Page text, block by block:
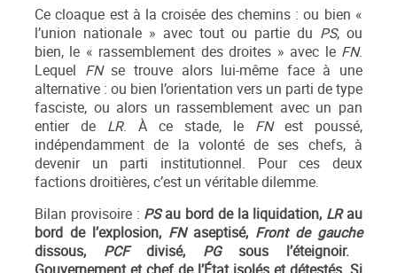
Ce cloaque est à la croisée des chemins : ou bien «
l’union nationale » avec tout ou partie du PS, ou
bien, le « rassemblement des droites » avec le FN.
Lequel FNse trouve alors lui-même face à une
alternative : ou bien l’orientation vers un parti de type
fasciste, ou alors un rassemblement avec un pan
entier de LR. À ce stade, le FNest poussé,
indépendamment de la volonté de ses chefs, à
devenir un parti institutionnel. Pour ces deux
factions droitières, c’est un véritable dilemme.
Bilan provisoire : PSau bord de la liquidation, LRau
bord de l’explosion, FNaseptisé, Front de gauche
dissous, PCFdivisé, PG
sous l’éteignoir.